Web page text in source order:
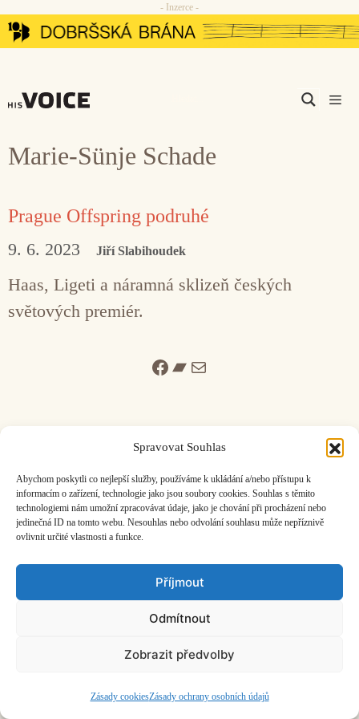
Spravovat Souhlas
Abychom poskytli co nejlepší služby, používáme k ukládání a/nebo přístupu k
informacím o zařízení, technologie jako jsou soubory cookies. Souhlas s těmito
technologiemi nám umožní zpracovávat údaje, jako je chování při procházení nebo
jedinečná ID na tomto webu. Nesouhlas nebo odvolání souhlasu může nepříznivě
ovlivnit určité vlastnosti a funkce.
Příjmout
Odmítnout
Zobrazit předvolby
Zásady cookiesZásady ochrany osobních údajů
Přeskočit
na
- Inzerce -
Marie-Sünje Schade
Prague Offspring podruhé
9. 6. 2023 Jiří Slabihoudek
Haas, Ligeti a náramná sklizeň českých
světových premiér.
Facebook
Bandcamp
Mail
ČASOPIS O JINÉ HUDBĚ | vydáváHudební informační středisko
založeno 2001 | Kontaktujte nás:info@hisvoice.cz
©2026 HISvoice – design a adminAtelier Dokument